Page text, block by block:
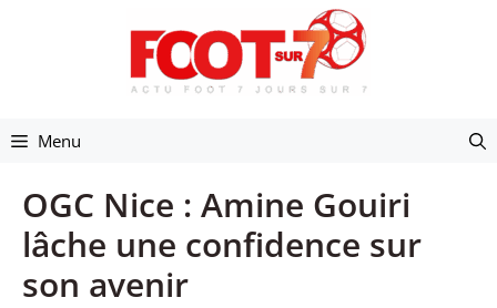
Menu
OGC Nice : Amine Gouiri
lâche une confidence sur
son avenir